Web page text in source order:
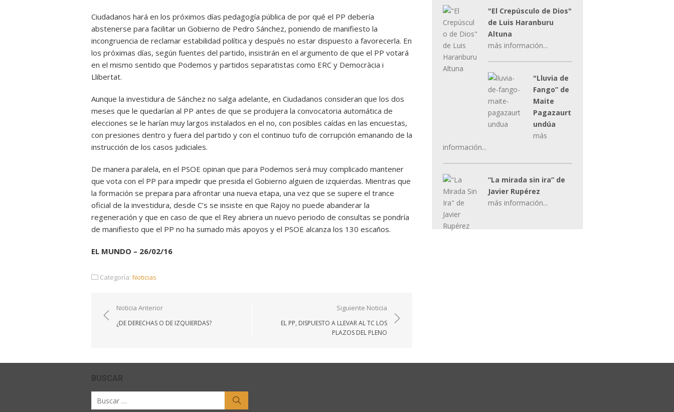
Ciudadanos hará en los próximos días pedagogía pública de por qué el PP debería
abstenerse para facilitar un Gobierno de Pedro Sánchez, poniendo de manifiesto la
incongruencia de reclamar estabilidad política y después no estar dispuesto a favorecerla. En
los próximas días, según fuentes del partido, insistirán en el argumento de que el PP votará
en el mismo sentido que Podemos y partidos separatistas como ERC y Democràcia i
Llibertat.
Aunque la investidura de Sánchez no salga adelante, en Ciudadanos consideran que los dos
meses que le quedarían al PP antes de que se produjera la convocatoria automática de
elecciones se le harían muy largos instalados en el no, con posibles caídas en las encuestas,
con presiones dentro y fuera del partido y con el continuo tufo de corrupción emanando de la
instrucción de los casos judiciales.
De manera paralela, en el PSOE opinan que para Podemos será muy complicado mantener
que vota con el PP para impedir que presida el Gobierno alguien de izquierdas. Mientras que
la formación se prepara para afrontar una nueva etapa, una vez que se supere el trance
oficial de la investidura, desde C’s se insiste en que Rajoy no puede abanderar la
regeneración y que en caso de que el Rey abriera un nuevo periodo de consultas se pondría
de manifiesto que el PP no ha sumado más apoyos y el PSOE alcanza los 130 escaños.
EL MUNDO – 26/02/16
Categoría: Noticias
Navegación
de
Noticia Anterior
¿DE DERECHAS O DE IZQUIERDAS?
Siguiente Noticia
EL PP, DISPUESTO A LLEVAR AL TC LOS
PLAZOS DEL PLENO
"El Crepúsculo de Dios"
de Luis Haranburu
Altuna
más información...
"Lluvia de
Fango” de
Maite
Pagazaurt
undúa
más
información...
“La mirada sin ira” de
Javier Rupérez
más información...
BUSCAR
Buscar
por: